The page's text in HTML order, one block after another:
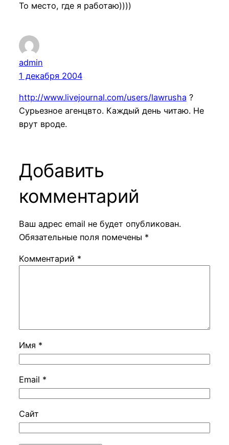
То место, где я работаю))))
admin
1 декабря 2004
http://www.livejournal.com/users/lawrusha ?
Сурьезное агенцвто. Каждый день читаю. Не
врут вроде.
Добавить
комментарий
Ваш адрес email не будет опубликован.
Обязательные поля помечены *
Комментарий *
Имя *
Email *
Сайт